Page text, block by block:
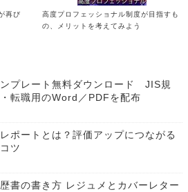
再び
高度プロフェッショナル制度が目指すも
の、メリットを考えてみよう
ンプレート無料ダウンロード JIS規
転職用のWord／PDFを配布
ポートとは？評価アップにつながる
ツ
書の書き方 レジュメとカバーレター